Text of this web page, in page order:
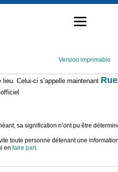
Version imprimable
Celui-ci s’appelle maintenant Rue
sa signification n’ont pu être
toute personne détenant une
en faire part.